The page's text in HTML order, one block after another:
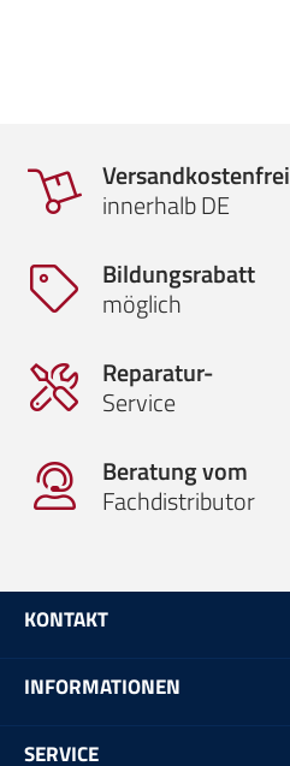
Versandkostenfrei
innerhalb DE
Bildungsrabatt
möglich
Reparatur-
Service
Beratung vom
Fachdistributor
KONTAKT
INFORMATIONEN
SERVICE